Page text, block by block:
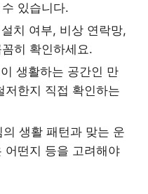
있습니다.
치 여부, 비상 연락망,
히 확인하세요.
생활하는 공간인 만
저한지 직접 확인하는
의 생활 패턴과 맞는 운
어떤지 등을 고려해야